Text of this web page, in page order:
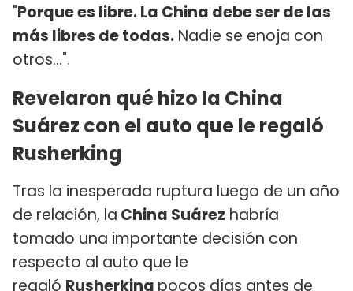
"Porque es libre. La China debe ser de las
más libres de todas. Nadie se enoja con
otros…".
Revelaron qué hizo la China
Suárez con el auto que le regaló
Rusherking
Tras la inesperada ruptura luego de un año
de relación, la China Suárez habría
tomado una importante decisión con
respecto al auto que le
regaló Rusherking pocos días antes de